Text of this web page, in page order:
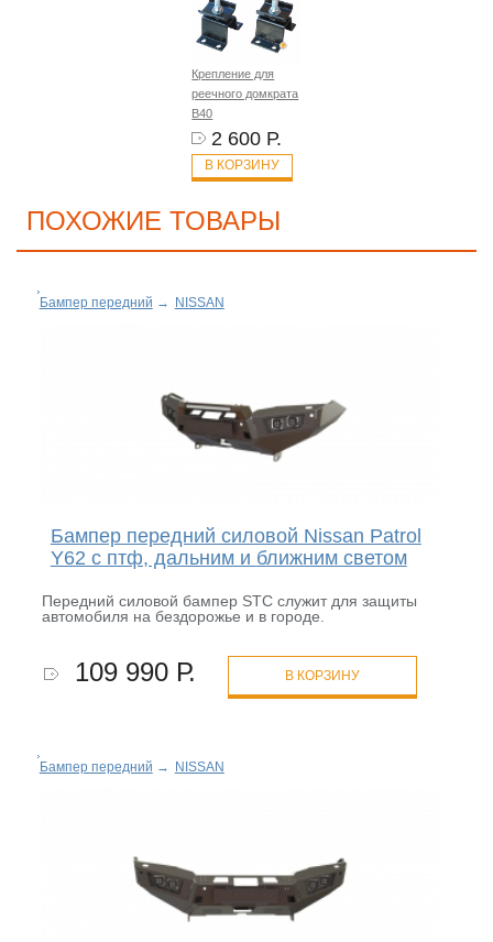
Крепление для
реечного домкрата
B40
2 600 Р.
В КОРЗИНУ
ПОХОЖИЕ ТОВАРЫ
Бампер передний → NISSAN
Бампер передний силовой Nissan Patrol
Y62 с птф, дальним и ближним светом
Передний силовой бампер STC служит для защиты
автомобиля на бездорожье и в городе.
109 990 Р. В КОРЗИНУ
Бампер передний → NISSAN